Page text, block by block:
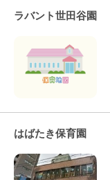
ラバント世田谷園
はばたき保育園